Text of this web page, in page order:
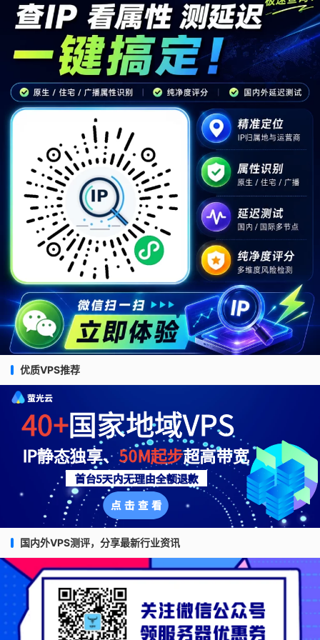
优质VPS推荐
国内外VPS测评，分享最新行业资讯